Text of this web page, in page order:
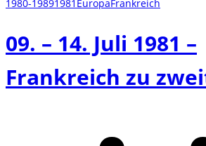
1980-19891981 EuropaFrankreich
09. – 14. Juli 1981 –
Frankreich zu